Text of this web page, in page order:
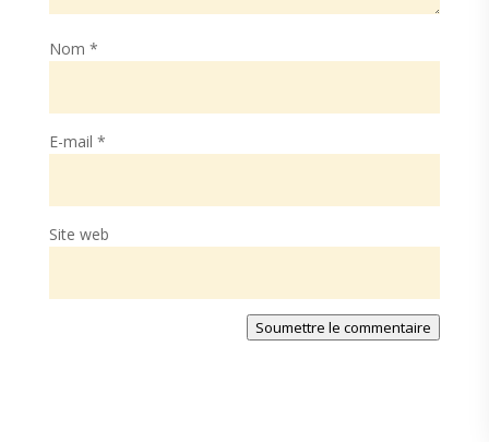
Nom *
E-mail *
Site web
Soumettre le commentaire